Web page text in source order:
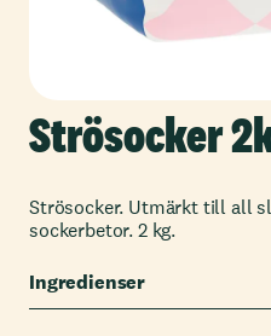
Strösocker
Strösocker. Utmärkt till all
sockerbetor. 2 kg.
Ingredienser